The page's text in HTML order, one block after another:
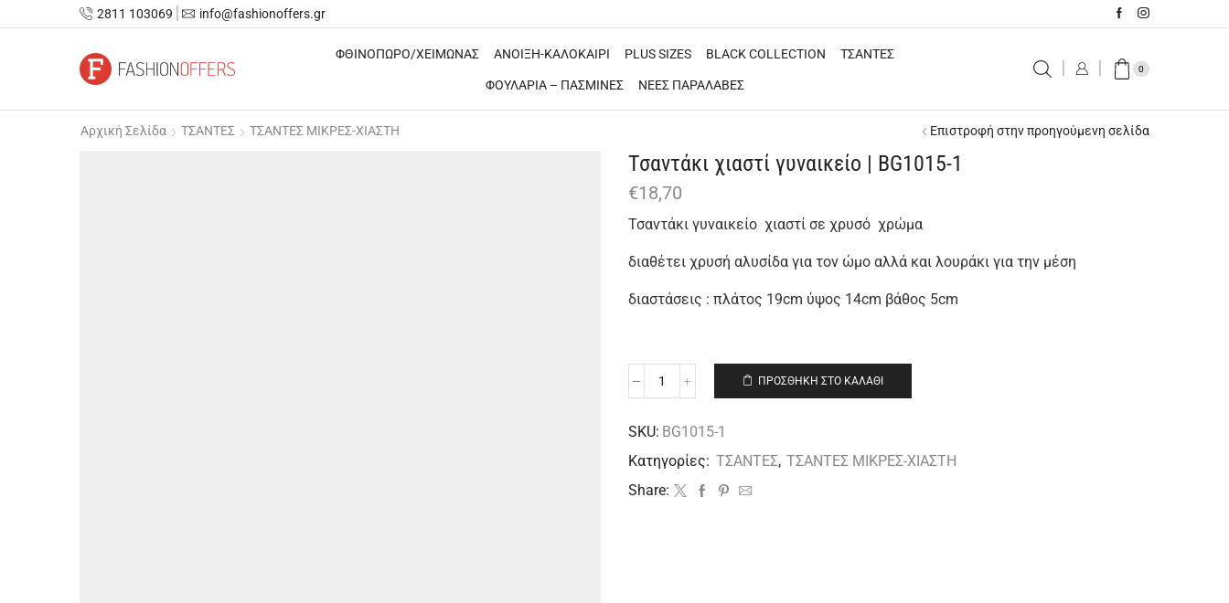
2811 103069 info@fashionoffers.gr
ΦΘΙΝΟΠΩΡΟ/ΧΕΙΜΩΝΑΣ ΑΝΟΙΞΗ-ΚΑΛΟΚΑΙΡΙ PLUS SIZES BLACK COLLECTION ΤΣΑΝΤΕΣ
ΦΟΥΛΑΡΙΑ – ΠΑΣΜΙΝΕΣ ΝΕΕΣ ΠΑΡΑΛΑΒΕΣ
0
Αρχική Σελίδα ΤΣΑΝΤΕΣ ΤΣΑΝΤΕΣ ΜΙΚΡΕΣ-ΧΙΑΣΤΗ Επιστροφή στην προηγούμενη σελίδα
Τσαντάκι χιαστί γυναικείο | BG1015-1
€18,70
Τσαντάκι γυναικείο χιαστί σε χρυσό χρώμα
διαθέτει χρυσή αλυσίδα για τον ώμο αλλά και λουράκι για την μέση
διαστάσεις : πλάτος 19cm ύψος 14cm βάθος 5cm
ΠΡΟΣΘΉΚΗ ΣΤΟ ΚΑΛΆΘΙ
SKU: BG1015-1
Κατηγορίες: ΤΣΑΝΤΕΣ, ΤΣΑΝΤΕΣ ΜΙΚΡΕΣ-ΧΙΑΣΤΗ
Share: